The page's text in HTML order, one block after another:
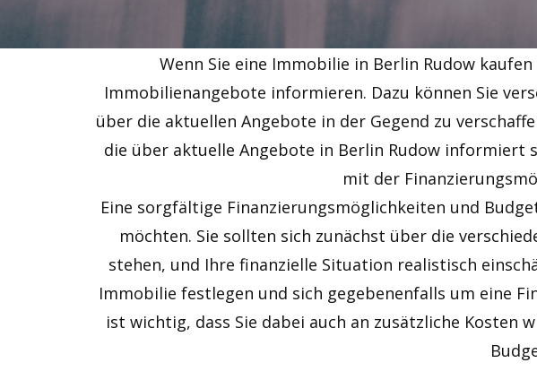
Wenn Sie eine Immobilie in Berlin Rudow
Immobilienangebote informieren. Dazu können Sie
über die aktuellen Angebote in der Gegend zu
die über aktuelle Angebote in Berlin Rudow informiert
mit der
Eine sorgfältige Finanzierungsmöglichkeiten und
möchten. Sie sollten sich zunächst über die
stehen, und Ihre finanzielle Situation realistisch
Immobilie festlegen und sich gegebenenfalls um eine
ist wichtig, dass Sie dabei auch an zusätzliche